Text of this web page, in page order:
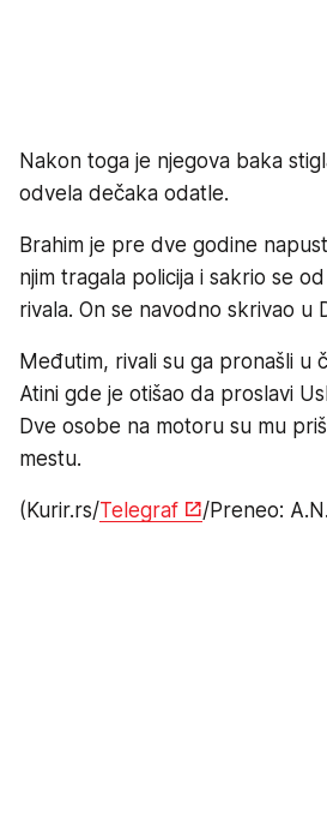
Nakon toga je njegova baka
odvela dečaka odatle.
Brahim je pre dve godine
njim tragala policija i sakrio se
rivala. On se navodno skrivao u
Međutim, rivali su ga pronašli u
Atini gde je otišao da proslavi
Dve osobe na motoru su mu
mestu.
(Kurir.rs/Telegraf /Preneo: